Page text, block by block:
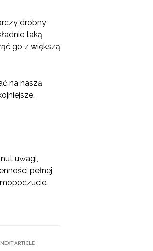
drobny
taką
go z większą
na naszą
uwagi,
pełnej
NEXT ARTICLE